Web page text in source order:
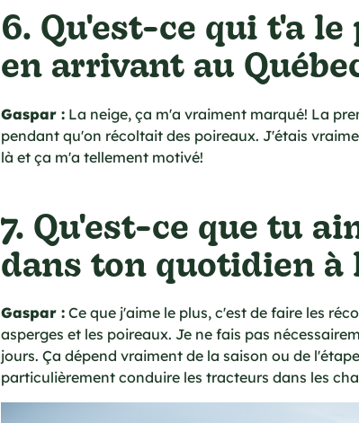
6. Qu'est-ce qui t'a
en arrivant au
Gaspar : La neige, ça m'a vraiment marqué! La
pendant qu'on récoltait des poireaux. J'étais
là et ça m'a tellement motivé!
7. Qu'est-ce que tu
dans ton quotidien à
Gaspar : Ce que j'aime le plus, c'est de faire les
asperges et les poireaux. Je ne fais pas
jours. Ça dépend vraiment de la saison ou de
particulièrement conduire les tracteurs dans les